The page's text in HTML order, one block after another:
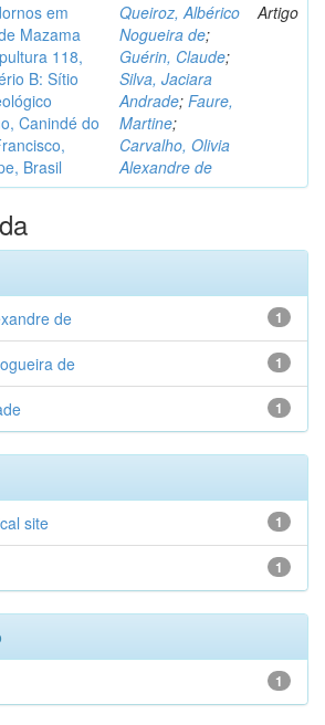
em
Mazama
118,
B: Sítio
Canindé do
Brasil
Queiroz, Albérico
Nogueira de;
Guérin, Claude;
Silva, Jaciara
Andrade; Faure,
Martine;
Carvalho, Olivia
Alexandre de
Artigo
1
de
1
de
1
1
site
1
1